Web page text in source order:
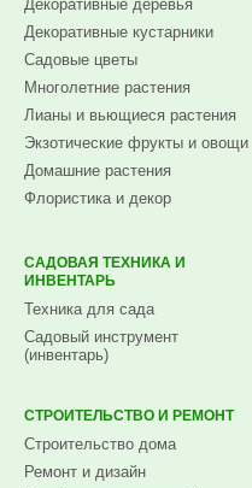
Декоративные деревья
Декоративные кустарники
Садовые цветы
Многолетние растения
Лианы и вьющиеся растения
Экзотические фрукты и овощи
Домашние растения
Флористика и декор
САДОВАЯ ТЕХНИКА И
ИНВЕНТАРЬ
Техника для сада
Садовый инструмент
(инвентарь)
СТРОИТЕЛЬСТВО И РЕМОНТ
Строительство дома
Ремонт и дизайн